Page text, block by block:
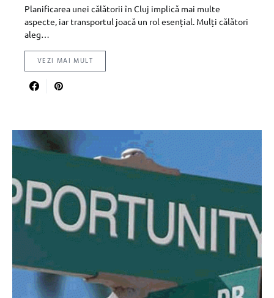
Planificarea unei călătorii în Cluj implică mai multe
aspecte, iar transportul joacă un rol esențial. Mulți călători
aleg…
VEZI MAI MULT